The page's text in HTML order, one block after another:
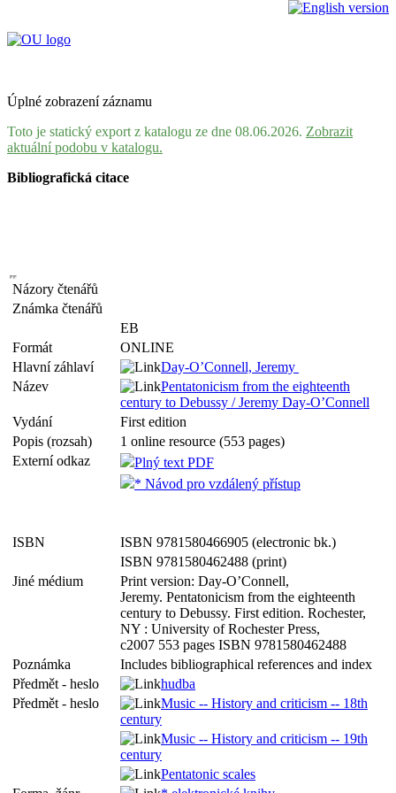
Úplné zobrazení záznamu
Toto je statický export z katalogu ze dne 08.06.2026. Zobrazit
aktuální podobu v katalogu.
Bibliografická citace
Názory čtenářů
Známka čtenářů
EB
Formát
ONLINE
Hlavní záhlaví
Day-O’Connell, Jeremy
Název
Pentatonicism from the eighteenth
century to Debussy / Jeremy Day-O’Connell
Vydání
First edition
Popis (rozsah)
1 online resource (553 pages)
Externí odkaz
Plný text PDF
* Návod pro vzdálený přístup
ISBN
ISBN 9781580466905 (electronic bk.)
ISBN 9781580462488 (print)
Jiné médium
Print version: Day-O’Connell,
Jeremy. Pentatonicism from the eighteenth
century to Debussy. First edition. Rochester,
NY : University of Rochester Press,
c2007 553 pages ISBN 9781580462488
Poznámka
Includes bibliographical references and index
Předmět - heslo
hudba
Předmět - heslo
Music -- History and criticism -- 18th
century
Music -- History and criticism -- 19th
century
Pentatonic scales